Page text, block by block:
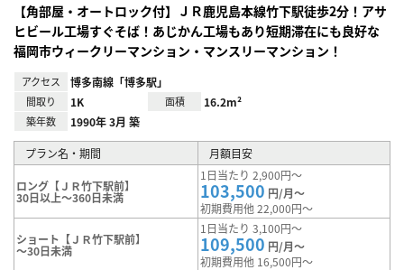
【角部屋・オートロック付】ＪＲ鹿児島本線竹下駅徒歩2分！アサ
ヒビール工場すぐそば！あじかん工場もあり短期滞在にも良好な
福岡市ウィークリーマンション・マンスリーマンション！
アクセス 博多南線「博多駅」
間取り 1K 面積 16.2m²
築年数 1990年 3月 築
プラン名・期間 月額目安
ロング【ＪＲ竹下駅前】
30日以上～360日未満
1日当たり 2,900円～
103,500 円/月～
初期費用他 22,000円～
ショート【ＪＲ竹下駅前】
～30日未満
1日当たり 3,100円～
109,500 円/月～
初期費用他 16,500円～